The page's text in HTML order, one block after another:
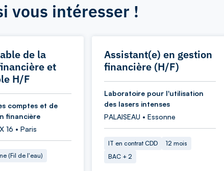
vous intéresser !
de la
et
H/F
comptes et de
financière
16 • Paris
(Fil de l'eau)
Assistant(e) en gestion
financière (H/F)
Laboratoire pour l'utilisation
des lasers intenses
PALAISEAU • Essonne
IT en contrat CDD
12 mois
BAC + 2